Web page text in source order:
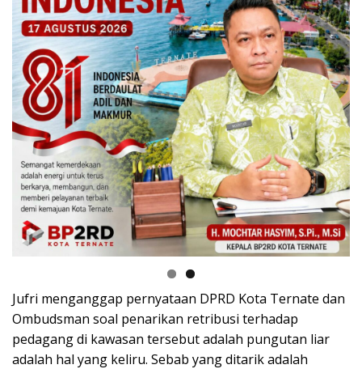
Jufri menganggap pernyataan DPRD Kota Ternate dan
Ombudsman soal penarikan retribusi terhadap
pedagang di kawasan tersebut adalah pungutan liar
adalah hal yang keliru. Sebab yang ditarik adalah